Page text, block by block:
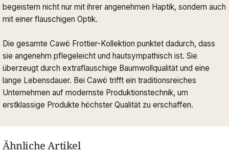
begeistern nicht nur mit ihrer angenehmen Haptik, sondern auch
mit einer flauschigen Optik.
Die gesamte Cawö Frottier-Kollektion punktet dadurch, dass
sie angenehm pflegeleicht und hautsympathisch ist. Sie
überzeugt durch extraflauschige Baumwollqualität und eine
lange Lebensdauer. Bei Cawö trifft ein traditionsreiches
Unternehmen auf modernste Produktionstechnik, um
erstklassige Produkte höchster Qualität zu erschaffen.
Ähnliche Artikel